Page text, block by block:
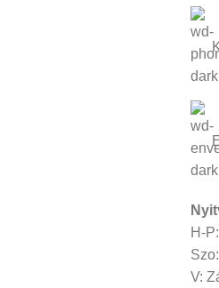
H-
V: